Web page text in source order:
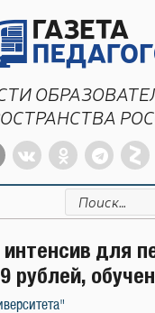
Искать:
для
рублей,